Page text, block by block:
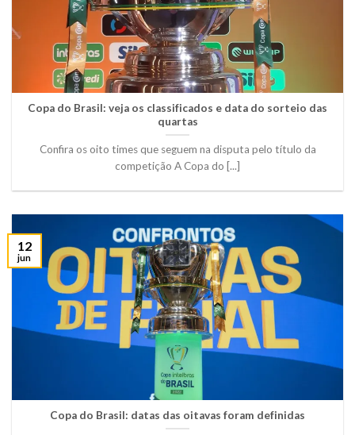
Copa do Brasil: veja os classificados e data do sorteio das
quartas
Confira os oito times que seguem na disputa pelo título da
competição A Copa do [...]
Copa do Brasil: datas das oitavas foram definidas
12
jun